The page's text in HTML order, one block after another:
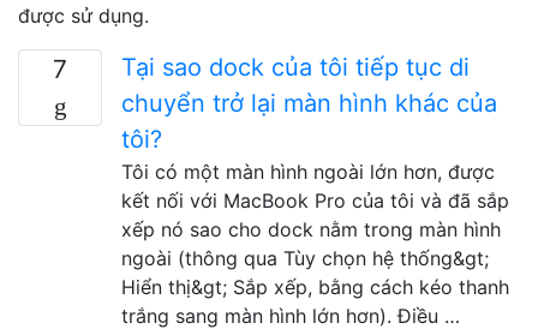
được sử dụng.
7
Tại sao dock của tôi tiếp tục di
chuyển trở lại màn hình khác của
tôi?
Tôi có một màn hình ngoài lớn hơn, được
kết nối với MacBook Pro của tôi và đã sắp
xếp nó sao cho dock nằm trong màn hình
ngoài (thông qua Tùy chọn hệ thống&gt;
Hiển thị&gt; Sắp xếp, bằng cách kéo thanh
trắng sang màn hình lớn hơn). Điều …